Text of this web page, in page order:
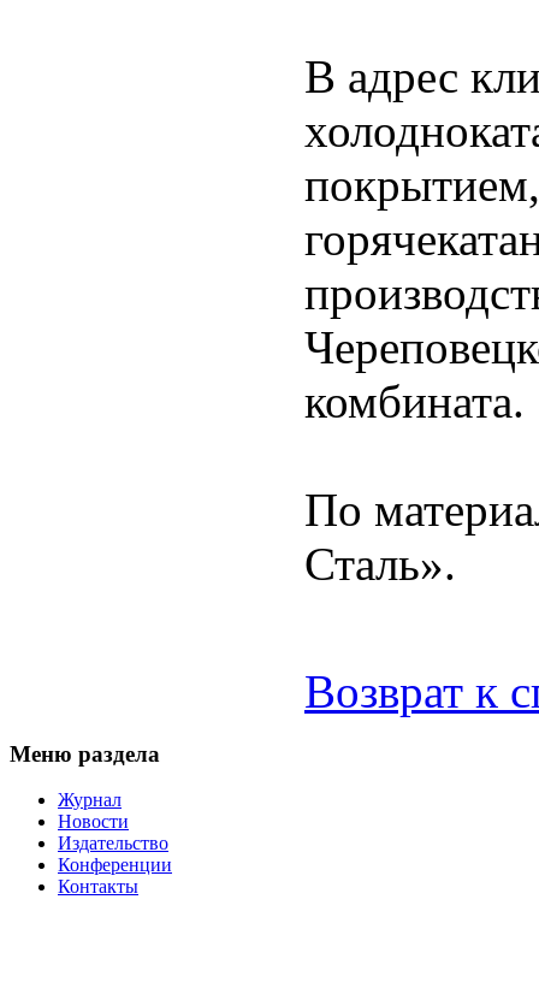
В адрес
комбината.
По
Сталь».
Возврат к
Меню раздела
Журнал
Новости
Издательство
Конференции
Контакты